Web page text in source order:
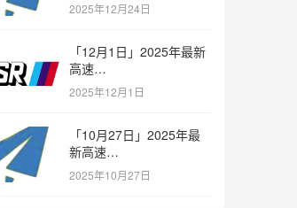
2025年12月24日
「12月1日」2025年最新
高速
SSR/v2ray/Clash/trojan
节点免费分享
2025年12月1日
「10月27日」2025年最
新高速
SSR/v2ray/Clash/trojan
节点免费分享
2025年10月27日